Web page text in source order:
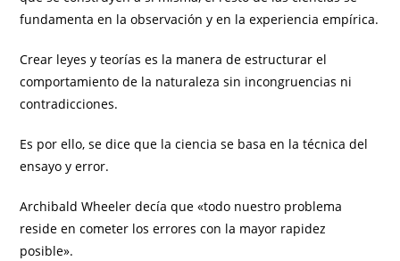
fundamenta en la observación y en la experiencia empírica.
Crear leyes y teorías es la manera de estructurar el
comportamiento de la naturaleza sin incongruencias ni
contradicciones.
Es por ello, se dice que la ciencia se basa en la técnica del
ensayo y error.
Archibald Wheeler decía que «todo nuestro problema
reside en cometer los errores con la mayor rapidez
posible».